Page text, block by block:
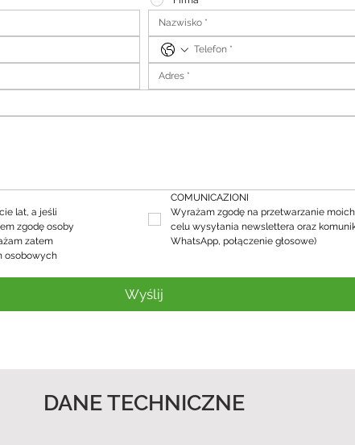
lat, a jeśli
zgodę osoby
zatem
osobowych
COMUNICAZIONI
Wyrażam zgodę na przetwarzanie
celu wysyłania newslettera oraz
WhatsApp, połączenie głosowe)
Wyślij
DANE TECHNICZNE